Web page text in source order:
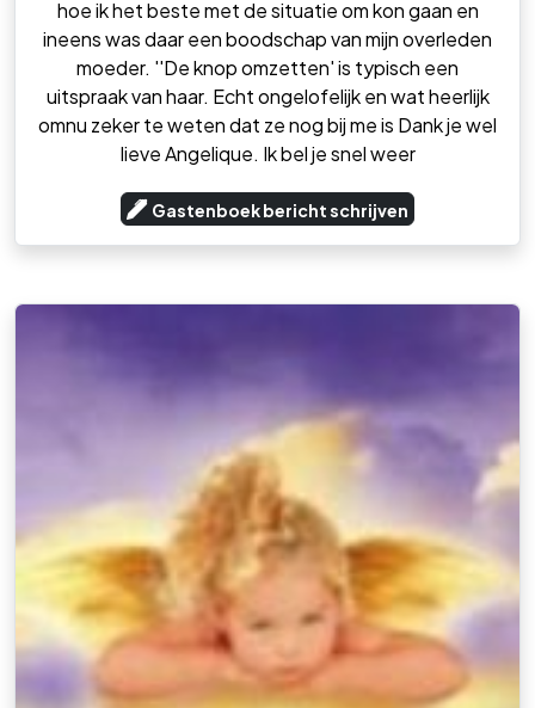
hoe ik het beste met de situatie om kon gaan en
ineens was daar een boodschap van mijn overleden
moeder. ''De knop omzetten' is typisch een
uitspraak van haar. Echt ongelofelijk en wat heerlijk
omnu zeker te weten dat ze nog bij me is Dank je wel
lieve Angelique. Ik bel je snel weer
Gastenboek bericht schrijven